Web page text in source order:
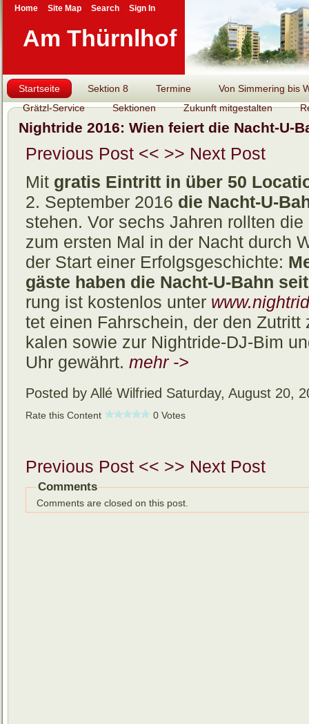
Am Thürnlhof
Startseite Sektion 8 Termine
Von Simmering bis
Grätzl-Service
Sektionen Zukunft mitgestalten
Nightride 2016: Wien feiert die Nacht-U-
Previous Post << >> Next Post
Mit gratis Eintritt in über 50
2. September 2016 die Nacht-U-
stehen. Vor sechs Jahren rollten die
zum ersten Mal in der Nacht durch
der Start einer Er­folgs­ge­schichte:
gäste haben die Nacht-U-Bahn
rung ist kos­ten­los unter
tet einen Fahr­schein, der den
kalen so­wie zur Nigh­tride-DJ-Bim
Uhr ge­währt. mehr ->
Posted by Allé Wilfried Saturday, August 20,
Rate this Content 0 Votes
Previous Post << >> Next Post
Comments
Comments are closed on this post.
Home Site Map Search Sign In